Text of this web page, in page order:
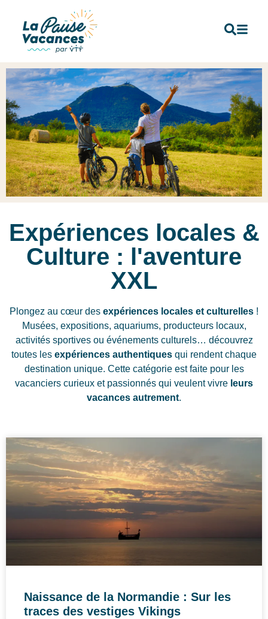
Expériences locales &
Culture : l'aventure
XXL
Plongez au cœur des expériences locales et culturelles !
Musées, expositions, aquariums, producteurs locaux,
activités sportives ou événements culturels… découvrez
toutes les expériences authentiques qui rendent chaque
destination unique. Cette catégorie est faite pour les
vacanciers curieux et passionnés qui veulent vivre leurs
vacances autrement.
Naissance de la Normandie : Sur les
traces des vestiges Vikings